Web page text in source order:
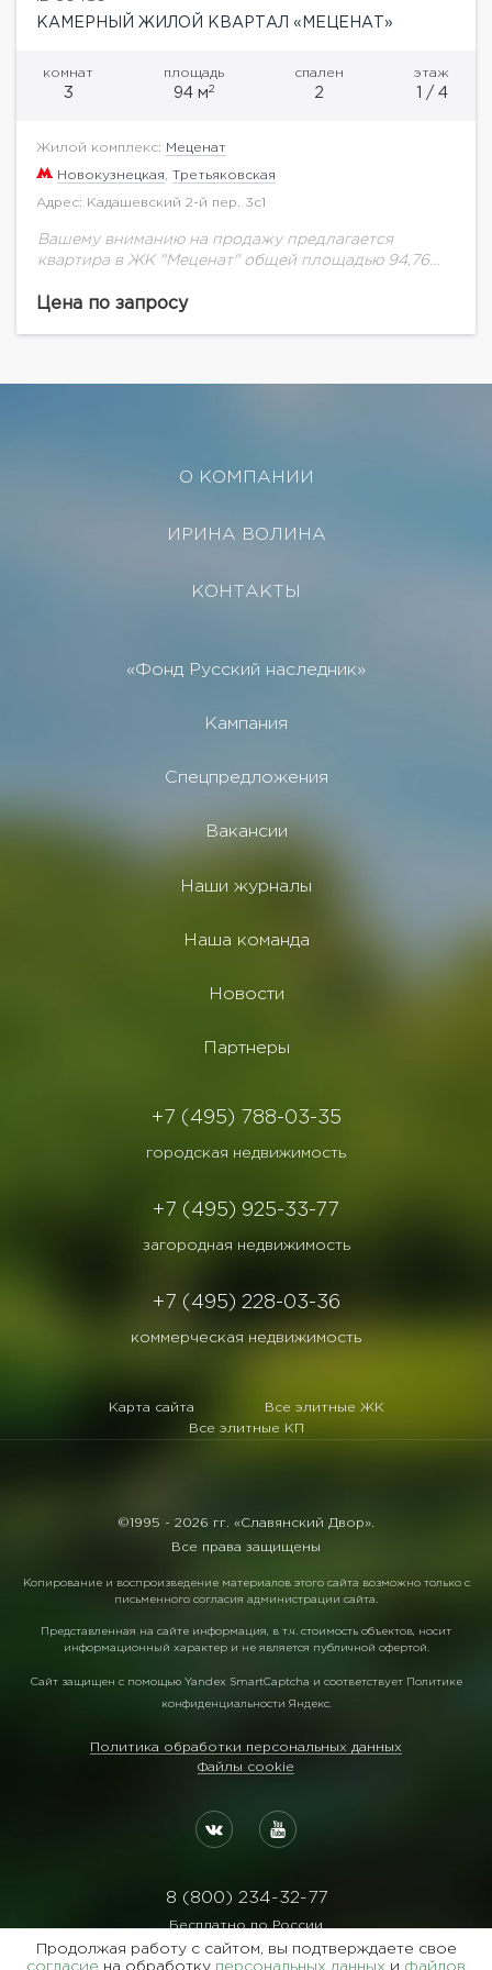
КАМЕРНЫЙ ЖИЛОЙ КВАРТАЛ «МЕЦЕНАТ»
комнат
3
площадь
94 м2
спален
2
этаж
1 / 4
Жилой комплекс: Меценат
Новокузнецкая Третьяковская
Адрес: Кадашевский 2-й пер. 3с1
Вашему вниманию на продажу предлагается
квартира в ЖК "Меценат" общей площадью 94,76
столовая, зона кухни, мастер-спальня, гардеробная,
Цена по запросу
О КОМПАНИИ
ИРИНА ВОЛИНА
КОНТАКТЫ
«Фонд Русский наследник»
Кампания
Спецпредложения
Вакансии
Наши журналы
Наша команда
Новости
Партнеры
+7 (495) 788-03-35
городская недвижимость
+7 (495) 925-33-77
загородная недвижимость
+7 (495) 228-03-36
коммерческая недвижимость
Карта сайта
Все элитные ЖК
Все элитные КП
©1995 - 2026 гг. «Славянский Двор».
Все права защищены
Копирование и воспроизведение материалов этого сайта возможно только с
письменного согласия администрации сайта.
Представленная на сайте информация, в т.ч. стоимость объектов, носит
информационный характер и не является публичной офертой.
Сайт защищен с помощью Yandex SmartCaptcha и соответствует Политике
конфиденциальности Яндекс.
Политика обработки персональных данных
Файлы cookie
8 (800) 234-32-77
Бесплатно по России
Реквизиты:
Продолжая работу с сайтом, вы подтверждаете свое
согласие на обработку персональных данных и файлов